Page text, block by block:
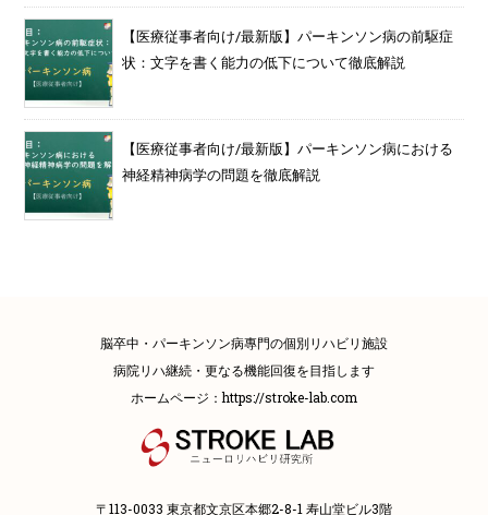
【医療従事者向け/最新版】パーキンソン病の前駆症
状：文字を書く能力の低下について徹底解説
【医療従事者向け/最新版】パーキンソン病における
神経精神病学の問題を徹底解説
脳卒中・パーキンソン病專門の個別リハビリ施設
病院リハ継続・更なる機能回復を目指します
ホームページ：https://stroke-lab.com
〒113-0033 東京都文京区本郷2-8-1 寿山堂ビル3階